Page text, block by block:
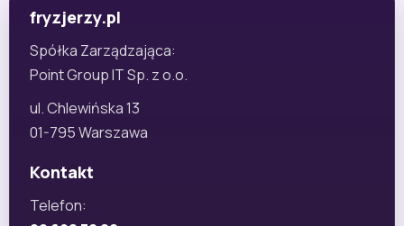
fryzjerzy.pl
Spółka Zarządzająca:
Point Group IT Sp. z o.o.
ul. Chlewińska 13
01-795 Warszawa
Kontakt
Telefon: